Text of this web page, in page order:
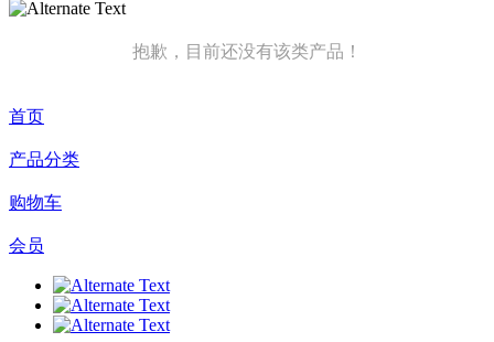
抱歉，目前还没有该类产品！
首页
产品分类
购物车
会员